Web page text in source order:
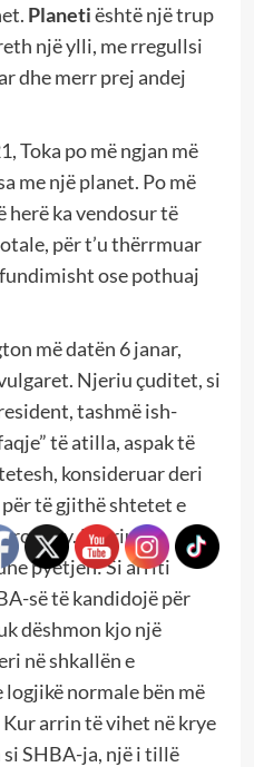
Planetiështë një trup
një ylli, me rregullsi
dhe merr prej andej
Toka po më ngjan më
me një planet. Po më
ka vendosur të
për t’u thërrmuar
ose pothuaj
më datën 6 janar,
Njeriu çuditet, si
tashmë ish-
të atilla, aspak të
konsideruar deri
të gjithë shtetet e
aty. Njeriu me
pyetjen: Si arriti
së të kandidojë për
dëshmon kjo një
në shkallën e
normale bën më
arrin të vihet në krye
SHBA-ja, një i tillë